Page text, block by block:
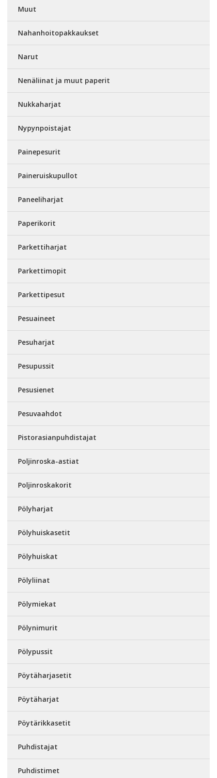
Muut
Nahanhoitopakkaukset
Narut
Nenäliinat ja muut paperit
Nukkaharjat
Nypynpoistajat
Painepesurit
Paineruiskupullot
Paneeliharjat
Paperikorit
Parkettiharjat
Parkettimopit
Parkettipesut
Pesuaineet
Pesuharjat
Pesupussit
Pesusienet
Pesuvaahdot
Pistorasianpuhdistajat
Poljinroska-astiat
Poljinroskakorit
Pölyharjat
Pölyhuiskasetit
Pölyhuiskat
Pölyliinat
Pölymiekat
Pölynimurit
Pölypussit
Pöytäharjasetit
Pöytäharjat
Pöytärikkasetit
Puhdistajat
Puhdistimet